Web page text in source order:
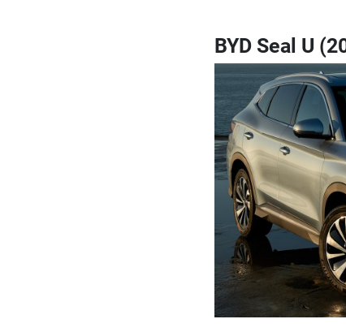
BYD Seal U